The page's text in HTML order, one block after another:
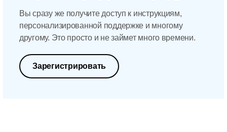
Вы сразу же получите доступ к инструкциям,
персонализированной поддержке и многому
другому. Это просто и не займет много времени.
Зарегистрировать